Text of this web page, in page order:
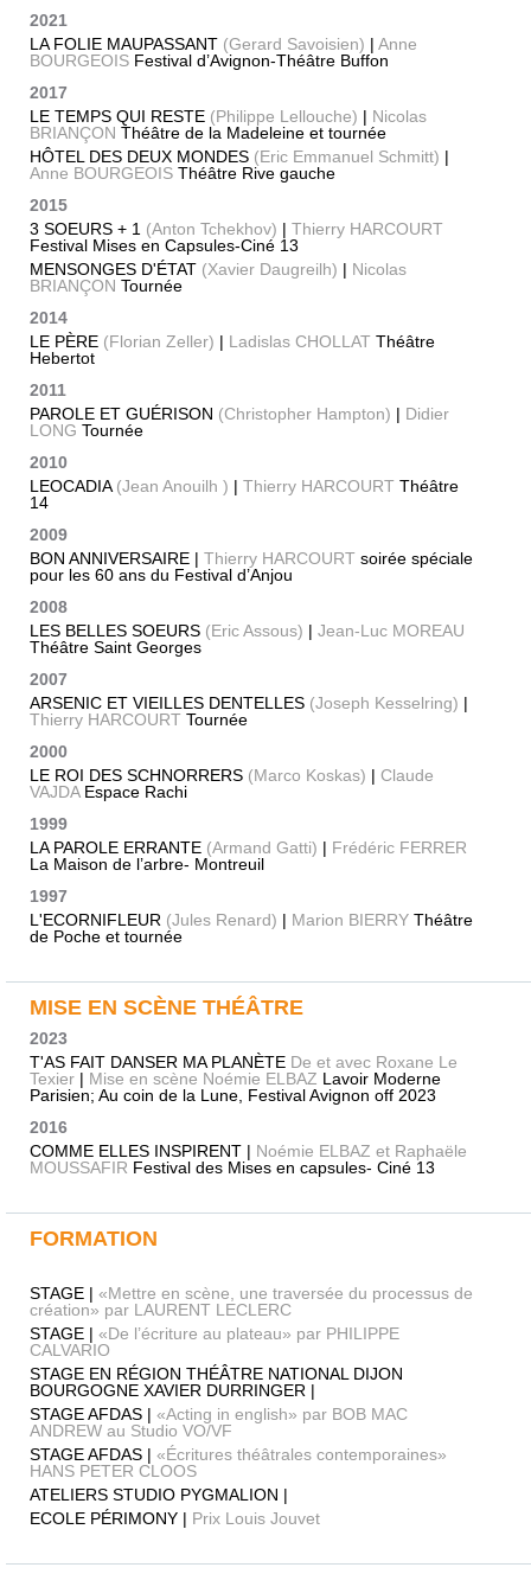
2021
LA FOLIE MAUPASSANT (Gerard Savoisien) | Anne
BOURGEOIS Festival d’Avignon-Théâtre Buffon
2017
LE TEMPS QUI RESTE (Philippe Lellouche) | Nicolas
BRIANÇON Théâtre de la Madeleine et tournée
HÔTEL DES DEUX MONDES (Eric Emmanuel Schmitt) |
Anne BOURGEOIS Théâtre Rive gauche
2015
3 SOEURS + 1 (Anton Tchekhov) | Thierry HARCOURT
Festival Mises en Capsules-Ciné 13
MENSONGES D'ÉTAT (Xavier Daugreilh) | Nicolas
BRIANÇON Tournée
2014
LE PÈRE (Florian Zeller) | Ladislas CHOLLAT Théâtre
Hebertot
2011
PAROLE ET GUÉRISON (Christopher Hampton) | Didier
LONG Tournée
2010
LEOCADIA(Jean Anouilh ) | Thierry HARCOURT Théâtre
14
2009
BON ANNIVERSAIRE | Thierry HARCOURT soirée spéciale
pour les 60 ans du Festival d’Anjou
2008
LES BELLES SOEURS (Eric Assous) | Jean-Luc MOREAU
Théâtre Saint Georges
2007
ARSENIC ET VIEILLES DENTELLES (Joseph Kesselring) |
Thierry HARCOURT Tournée
2000
LE ROI DES SCHNORRERS (Marco Koskas) | Claude
VAJDAEspace Rachi
1999
LA PAROLE ERRANTE (Armand Gatti) | Frédéric FERRER
La Maison de l’arbre- Montreuil
1997
L'ECORNIFLEUR (Jules Renard) | Marion BIERRY Théâtre
de Poche et tournée
MISE EN SCÈNE THÉÂTRE
2023
T'AS FAIT DANSER MA PLANÈTE De et avec Roxane Le
Texier | Mise en scène Noémie ELBAZ Lavoir Moderne
Parisien; Au coin de la Lune, Festival Avignon off 2023
2016
COMME ELLES INSPIRENT | Noémie ELBAZ et Raphaële
MOUSSAFIR Festival des Mises en capsules- Ciné 13
FORMATION
STAGE | «Mettre en scène, une traversée du processus de
création» par LAURENT LECLERC
STAGE | «De l’écriture au plateau» par PHILIPPE
CALVARIO
STAGE EN RÉGION THÉÂTRE NATIONAL DIJON
BOURGOGNE XAVIER DURRINGER |
STAGE AFDAS | «Acting in english» par BOB MAC
ANDREW au Studio VO/VF
STAGE AFDAS | «Écritures théâtrales contemporaines»
HANS PETER CLOOS
ATELIERS STUDIO PYGMALION |
ECOLE PÉRIMONY | Prix Louis Jouvet